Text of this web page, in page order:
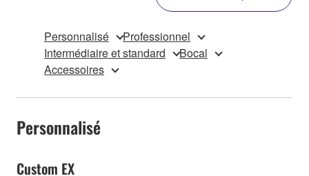
Personnalisé
Professionnel
Intermédiaire et standard
Bocal
Accessoires
Personnalisé
Custom EX